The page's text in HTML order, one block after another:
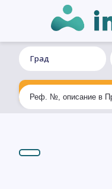
Град
Ексклузивно търсене